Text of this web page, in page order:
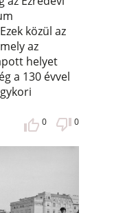
közül az
az
helyet
a 130 évvel
0 0